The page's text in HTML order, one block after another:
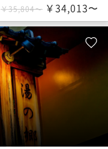
￥35,804〜 ￥34,013〜